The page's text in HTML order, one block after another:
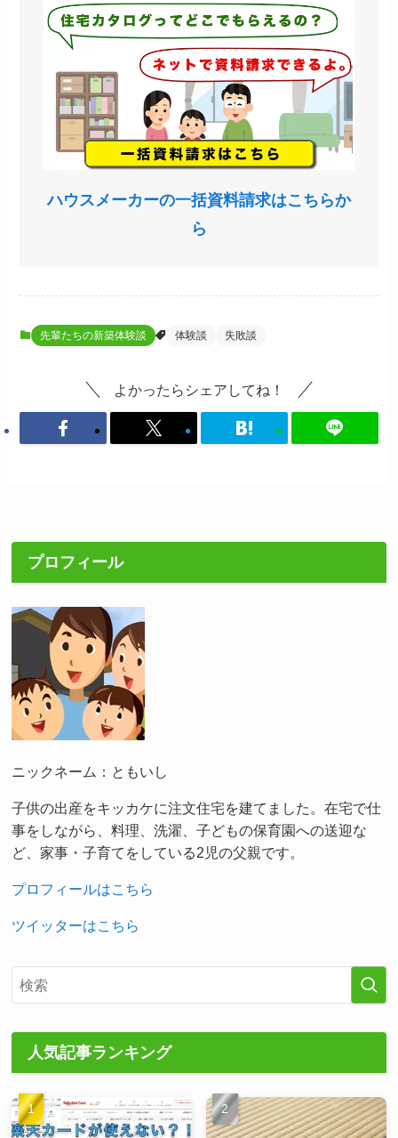
ハウスメーカーの一括資料請求はこちらか
ら
先輩たちの新築体験談 体験談 失敗談
よかったらシェアしてね！
プロフィール
ニックネーム：ともいし
子供の出産をキッカケに注文住宅を建てました。在宅で仕
事をしながら、料理、洗濯、子どもの保育園への送迎な
ど、家事・子育てをしている2児の父親です。
プロフィールはこちら
ツイッターはこちら
人気記事ランキング